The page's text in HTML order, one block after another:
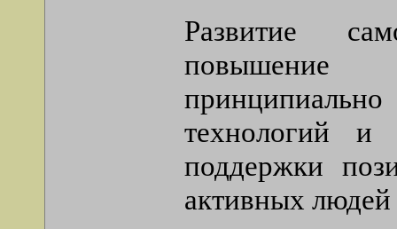
Развитие
повышение
технологий и
поддержки
активных людей